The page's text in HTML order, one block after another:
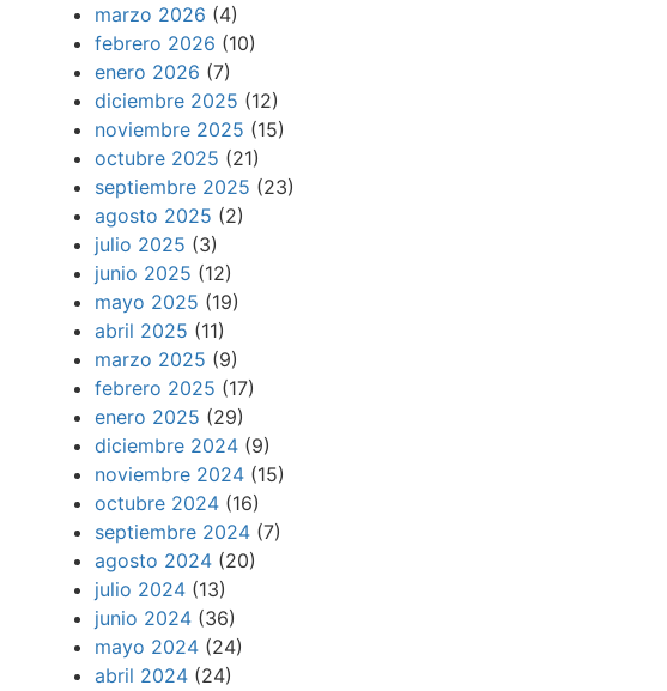
marzo 2026 (4)
febrero 2026 (10)
enero 2026 (7)
diciembre 2025 (12)
noviembre 2025 (15)
octubre 2025 (21)
septiembre 2025 (23)
agosto 2025 (2)
julio 2025 (3)
junio 2025 (12)
mayo 2025 (19)
abril 2025 (11)
marzo 2025 (9)
febrero 2025 (17)
enero 2025 (29)
diciembre 2024 (9)
noviembre 2024 (15)
octubre 2024 (16)
septiembre 2024 (7)
agosto 2024 (20)
julio 2024 (13)
junio 2024 (36)
mayo 2024 (24)
abril 2024 (24)